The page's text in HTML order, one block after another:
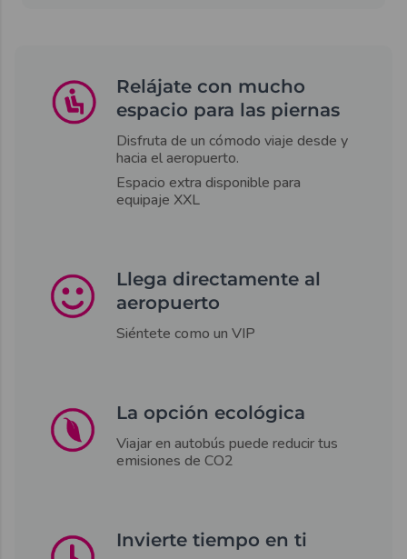
Relájate con mucho
espacio para las piernas
Disfruta de un cómodo viaje desde y
hacia el aeropuerto.
Espacio extra disponible para
equipaje XXL
Llega directamente al
aeropuerto
Siéntete como un VIP
La opción ecológica
Viajar en autobús puede reducir tus
emisiones de CO2
Invierte tiempo en ti